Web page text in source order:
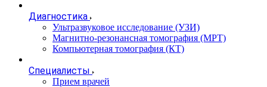
Диагностика
Ультразвуковое исследование (УЗИ)
Магнитно-резонансная томография (МРТ)
Компьютерная томография (КТ)
Специалисты
Прием врачей